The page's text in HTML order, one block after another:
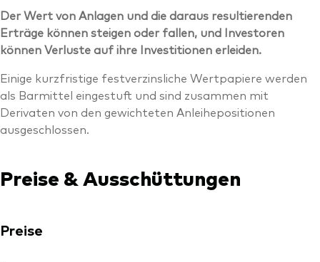
Der Wert von Anlagen und die daraus resultierenden
Erträge können steigen oder fallen, und Investoren
können Verluste auf ihre Investitionen erleiden.
Einige kurzfristige festverzinsliche Wertpapiere werden
als Barmittel eingestuft und sind zusammen mit
Derivaten von den gewichteten Anleihepositionen
ausgeschlossen.
Preise & Ausschüttungen
Preise